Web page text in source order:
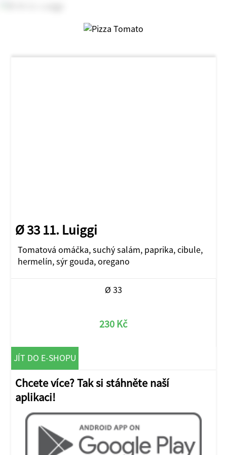
Ø 33 11. Luiggi
Tomatová omáčka, suchý salám, paprika, cibule,
hermelín, sýr gouda, oregano
Ø 33
230 Kč
JÍT DO E-SHOPU
Chcete více? Tak si stáhněte naší
aplikaci!